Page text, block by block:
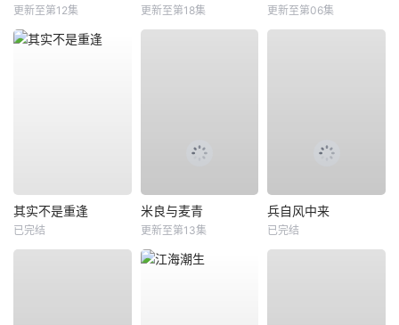
更新至第12集 更新至第18集 更新至第06集
其实不是重逢
已完结
米良与麦青
更新至第13集
兵自风中来
已完结